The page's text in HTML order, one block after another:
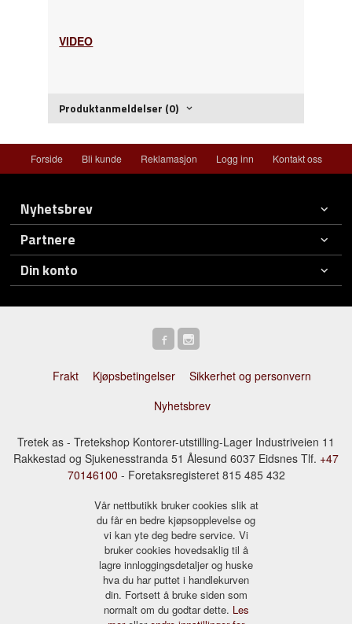
VIDEO
Produktanmeldelser (0)
Forside Bli kunde Reklamasjon Logg inn Kontakt oss
Nyhetsbrev
Partnere
Din konto
Frakt Kjøpsbetingelser
Sikkerhet og personvern
Nyhetsbrev
Tretek as - Tretekshop Kontorer-utstilling-Lager Industriveien 11
Rakkestad og Sjukenesstranda 51 Ålesund 6037 Eidsnes Tlf. +47
70146100 - Foretaksregisteret 815 485 432
Vår nettbutikk bruker cookies slik at
du får en bedre kjøpsopplevelse og
vi kan yte deg bedre service. Vi
bruker cookies hovedsaklig til å
lagre innloggingsdetaljer og huske
hva du har puttet i handlekurven
din. Fortsett å bruke siden som
normalt om du godtar dette. Les